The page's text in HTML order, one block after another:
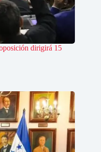
dirigirá 15